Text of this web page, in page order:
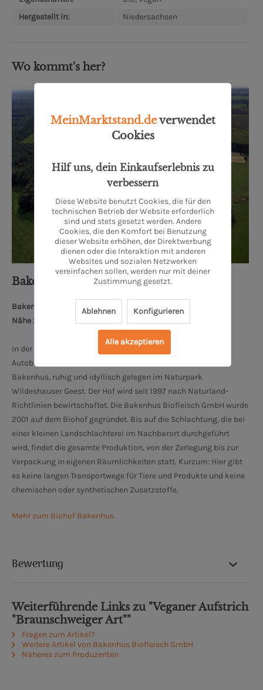
Hergestellt in:
Niedersachsen
Wo kommt's her?
Bakenhus Biofleisch GmbH
Bakenhuser Esch 8, 26197 Großenkneten
Nähe zum Oldenburger Schloss: 34 km
In der Nähe von Oldenburg und Bremen, 10 km nördlich des
Autobahndreiecks Ahlhorner Heide, befindet sich der Biohof
Bakenhus, ruhig und idyllisch gelegen im Naturpark
Wildeshauser Geest. Der Hof wird seit 1997 nach Naturland-
Richtlinien bewirtschaftet. Die Bakenhus Biofleisch GmbH wurde
2001 auf dem Biohof gegründet. Bis auf die Schlachtung, die bei
einer kleinen Landschlachterei im Nachbarort durchgeführt
wird, findet die gesamte Produktion, von der Zerlegung bis zur
Verpackung in eigenen Räumlichkeiten statt. Kurzum: Hier gibt
es keine langen Transportwege für Tiere und Produkte und keine
chemischen oder synthetischen Zusatzstoffe.
Mehr zum Biohof Bakenhus
Bewertung
Weiterführende Links zu "Veganer Aufstrich
"Braunschweiger Art""
Fragen zum Artikel?
Weitere Artikel von Bakenhus Biofleisch GmbH
Näheres zum Produzenten
MeinMarktstand.deverwendet
Cookies
Hilf uns, dein Einkaufserlebnis zu
verbessern
Diese Website benutzt Cookies, die für den
technischen Betrieb der Website erforderlich
sind und stets gesetzt werden. Andere
Cookies, die den Komfort bei Benutzung
dieser Website erhöhen, der Direktwerbung
dienen oder die Interaktion mit anderen
Websites und sozialen Netzwerken
vereinfachen sollen, werden nur mit deiner
Zustimmung gesetzt.
Ablehnen Konfigurieren
Alle akzeptieren